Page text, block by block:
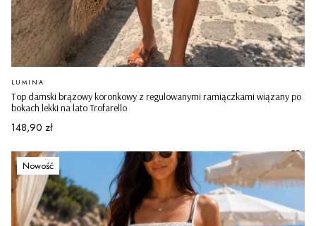
Top damski brązowy koronkowy z regulowanymi ramiączkami wiązany po
bokach lekki na lato Trofarello
PRODUCENT
LUMINA
Cena
148,90 zł
Nowość